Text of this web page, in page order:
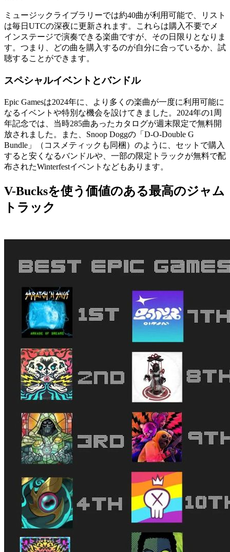
ミュージックライブラリーでは約40曲が利用可能で、リスト
は毎日UTCの深夜に更新されます。これらは購入不要でメ
インステージで演奏できる楽曲ですが、その日限りとなりま
す。つまり、どの曲を購入するのが自分に合っているか、試
聴することができます。
スペシャルイベントとバンドル
Epic Gamesは2024年に、より多くの楽曲が一度に利用可能に
なるイベントや特別な機会を設けてきました。2024年の1周
年記念では、当時285曲あったカタログが週末限定で無料開
放されました。また、Snoop Doggの「D-O-Double G
Bundle」（コスメティックも同梱）のように、セットで購入
すると安くなるバンドルや、一部の限定トラックが無料で配
布されたWinterfestイベントなどもあります。
V-Bucksを使う価値のある最高のジャム
トラック